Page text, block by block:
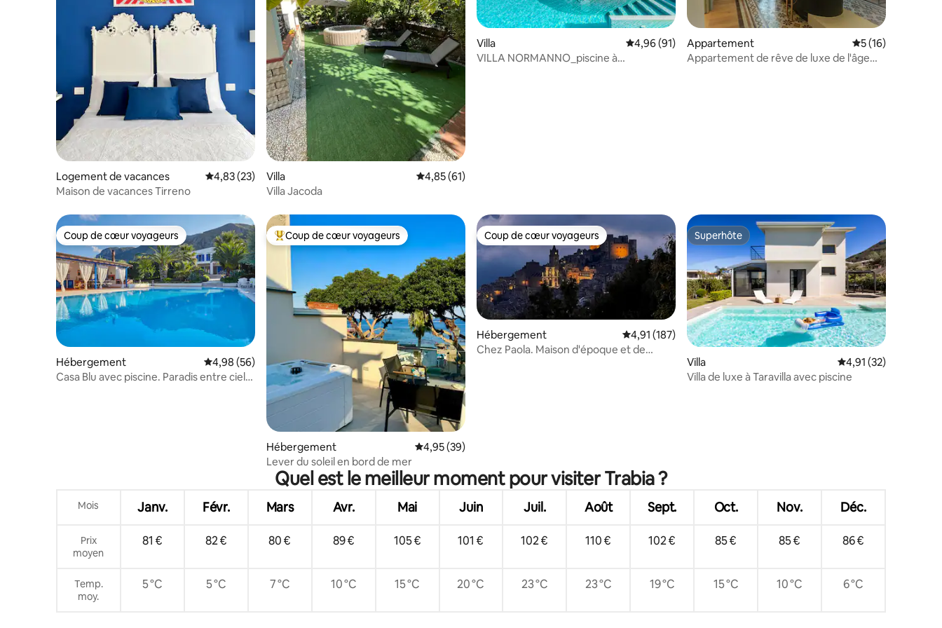
Logement de vacances Évaluation moyenne sur la base de 23 commentaires : 4,83 sur 5
4,83 (23)
Maison de vacances Tirreno
Villa Évaluation moyenne sur la base de 61 commentaires : 4,85 sur 5
4,85 (61)
Villa Jacoda
Villa Évaluation moyenne sur la base de 91 commentaires : 4,96 sur 5
4,96 (91)
VILLA NORMANNO_piscine à
Appartement Évaluation
5 (16)
Appartement de rêve de luxe de l'âge
Coup de cœur voyageurs
Coup de cœur voyageurs
Hébergement Évaluation moyenne sur la base de 56 commentaires : 4,98 sur 5
4,98 (56)
Casa Blu avec piscine. Paradis entre ciel
Coups de cœur voyageurs les plus appréciés
Coup de cœur voyageurs
Hébergement Évaluation moyenne sur la base de 39 commentaires : 4,95 sur 5
4,95 (39)
Lever du soleil en bord de mer
Coup de cœur voyageurs
Coup de cœur voyageurs
Hébergement Évaluation moyenne sur la base de 187 commentaires : 4,91 sur 5
4,91 (187)
Chez Paola. Maison d'époque et de
Superhôte
Superhôte
Villa Évaluation moyenne
4,91 (32)
Villa de luxe à Taravilla avec piscine
Quel est le meilleur moment pour visiter Trabia ?
Mois Janv. Févr. Mars Avr. Mai Juin Juil. Août Sept. Oct. Nov. Déc.
Prix
moyen
81 € 82 € 80 € 89 € 105 € 101 € 102 € 110 € 102 € 85 € 85 € 86 €
Temp.
moy.
5 °C 5 °C 7 °C 10 °C 15 °C 20 °C 23 °C 23 °C 19 °C 15 °C 10 °C 6 °C